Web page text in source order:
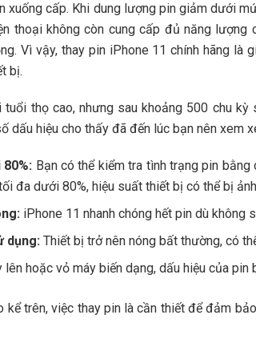
xuống cấp. Khi dung lượng pin giảm dưới
thoại không còn cung cấp đủ năng lượng
Vì vậy, thay pin iPhone 11 chính hãng là
bị.
thọ cao, nhưng sau khoảng 500 chu kỳ
dấu hiệu cho thấy đã đến lúc bạn nên xem
Bạn có thể kiểm tra tình trạng pin bằng
đa dưới 80%, hiệu suất thiết bị có thể bị
iPhone 11 nhanh chóng hết pin dù không
dụng:Thiết bị trở nên nóng bất thường, có
lên hoặc vỏ máy biến dạng, dấu hiệu của pin
kể trên, việc thay pin là cần thiết để đảm